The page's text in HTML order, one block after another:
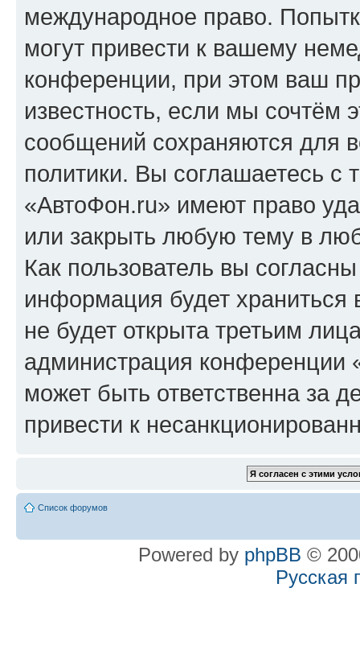
международное право.
могут привести к вашему
конференции, при этом ваш
известность, если мы сочтём
сообщений сохраняются для
политики. Вы соглашаетесь
«АвтоФон.ru» имеют право
или закрыть любую тему в
Как пользователь вы
информация будет
не будет открыта третьим
администрация конференции
может быть ответственна за
привести к
Список форумов
Powered by phpBB ©
Русская